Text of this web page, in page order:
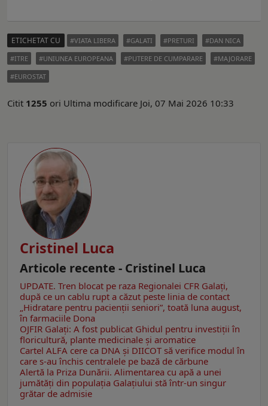
ETICHETAT CU VIATA LIBERA GALATI PRETURI
DAN NICA
ITRE
UNIUNEA EUROPEANA PUTERE DE CUMPARARE
MAJORARE
EUROSTAT
Citit 1255 ori Ultima modificare Joi, 07 Mai 2026 10:33
Cristinel Luca
Articole recente - Cristinel Luca
UPDATE. Tren blocat pe raza Regionalei CFR Galați,
după ce un cablu rupt a căzut peste linia de contact
„Hidratare pentru pacienții seniori”, toată luna august,
în farmaciile Dona
OJFIR Galați: A fost publicat Ghidul pentru investiții în
floricultură, plante medicinale și aromatice
Cartel ALFA cere ca DNA și DIICOT să verifice modul în
care s-au închis centralele pe bază de cărbune
Alertă la Priza Dunării. Alimentarea cu apă a unei
jumătăţi din populaţia Galațiului stă într-un singur
grătar de admisie